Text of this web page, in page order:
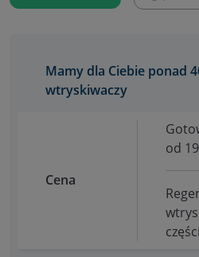
Mamy dla Ciebie ponad
wtryskiwaczy
Cena
od
części